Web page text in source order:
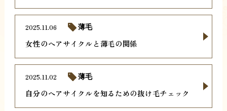
女性のヘアサイクルと薄毛の関係
2025.11.06 薄毛
自分のヘアサイクルを知るための抜け毛チェック
2025.11.02 薄毛